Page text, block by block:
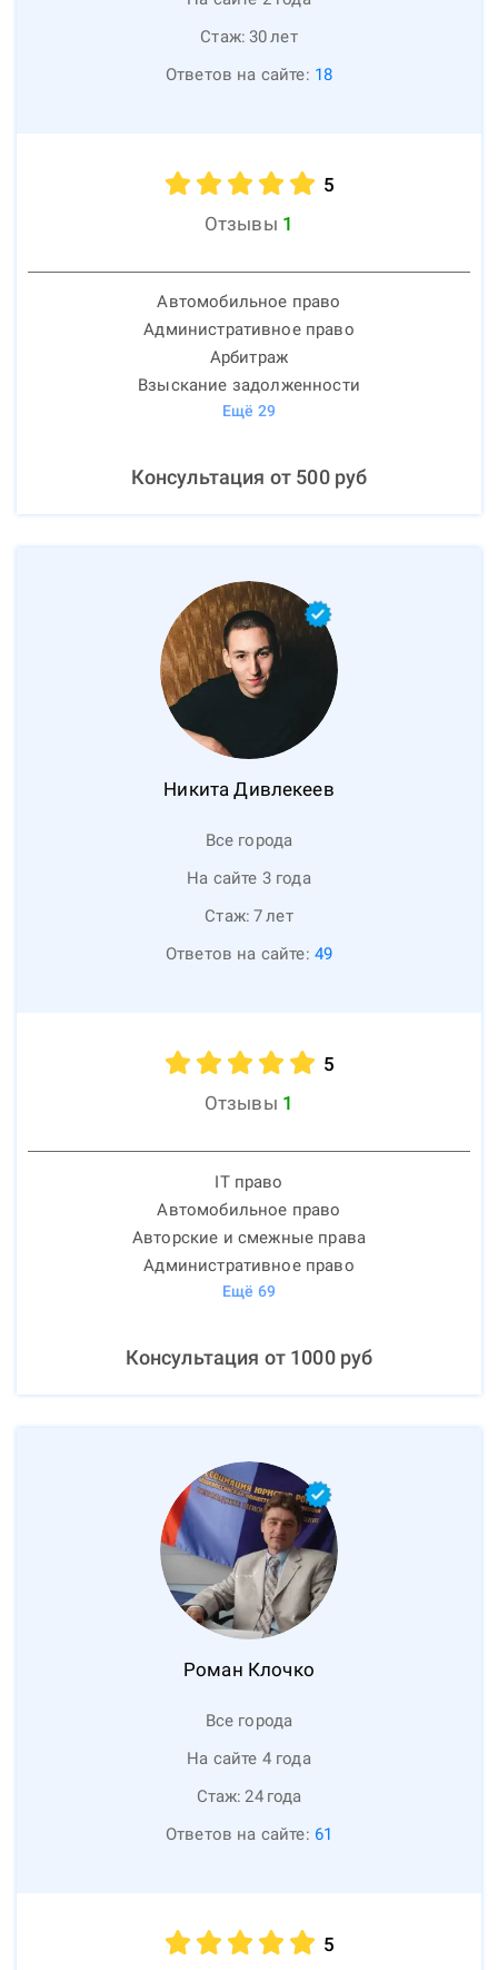
Стаж: 30лет
Ответов на сайте: 18
5
Отзывы 1
Автомобильное право
Административное право
Арбитраж
Взыскание задолженности
Ещё 29
Консультация от 500руб
Никита Дивлекеев
Все города
На сайте 3 года
Стаж: 7лет
Ответов на сайте: 49
5
Отзывы 1
IT право
Автомобильное право
Авторские и смежные права
Административное право
Ещё 69
Консультация от 1000руб
Роман Клочко
Все города
На сайте 4 года
Стаж: 24 года
Ответов на сайте: 61
5